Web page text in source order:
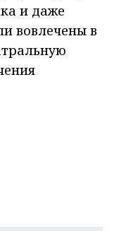
и даже
вовлечены в